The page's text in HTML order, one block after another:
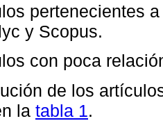
pertenecientes
y Scopus.
con poca
de los
la tabla 1.